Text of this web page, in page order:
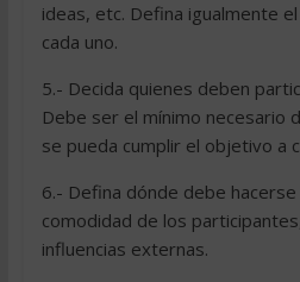
ideas, etc. Defina igualmente
cada uno.
5.- Decida quienes deben
Debe ser el mínimo necesario
se pueda cumplir el objetivo a
6.- Defina dónde debe hacerse
comodidad de los
influencias externas.